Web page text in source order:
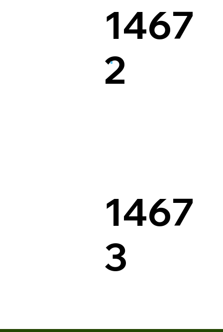
1467
2
1467
3